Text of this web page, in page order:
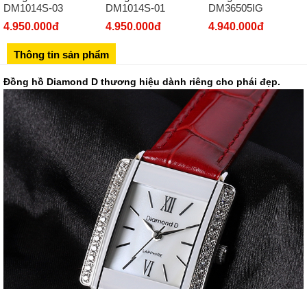
02439392490
Số 28 Chùa Thông - Sơn Tây - Hà Nội
02437939481
Số 53 Trần Đăng Ninh - Cầu Giấy - Hà Nội
034 629 9090
Showroom 86: BH9A-SP.9A-63 Vinhomes Ocean Park 1, Dương
Xá, Gia Lâm, Thành phố Hà Nội
DM1014S-03
4.950.000đ
DM1014S-01
4.950.000đ
DM36505IG
4.940.000đ
Thông tin sản phẩm
Đồng hồ Diamond D thương hiệu dành riêng cho phái đẹp.